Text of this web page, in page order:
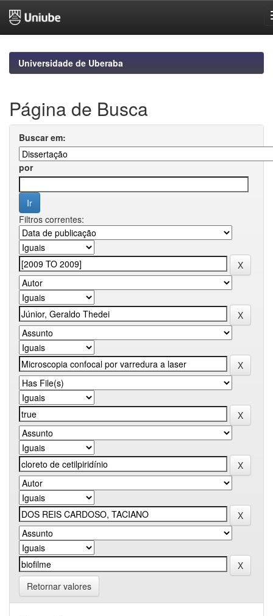
navigationUniversidade de Uberaba
Página de Busca
Buscar em:
por
Filtros correntes:
Retornar valores